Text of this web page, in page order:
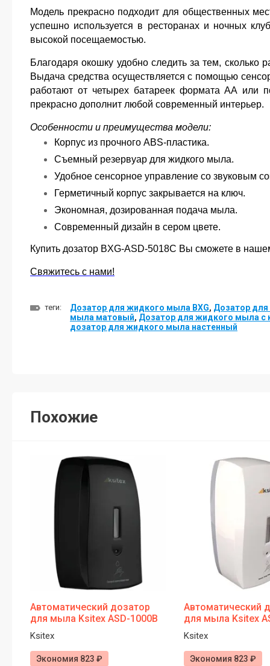
диспенсеры нельзя путать?
Диспенсерные системы Tork для
совместимые диспенсеры и расходные
материалы
Смеситель с сушилкой для рук:
современное решение для
общественных санузлов!
Сушилка для рук Airblade: как работает
технология и чем отличаются
современные аналоги
Как работает HEPA-фильтр в сушилках
для рук и зачем он нужен
Настенные фены для волос: как
выбрать надежную модель для
гостиницы, бассейна, фитнес-клуба и
дома
Nofer для оснащения общественных
Модель прекрасно подходит для общественных
успешно используется в ресторанах и ночных
высокой посещаемостью.
Благодаря окошку удобно следить за тем, сколько
Выдача средства осуществляется с помощью
работают от четырех батареек формата АА или
прекрасно дополнит любой современный интерьер.
Особенности и преимущества модели:
Корпус из прочного ABS-пластика.
Съемный резервуар для жидкого мыла.
Удобное сенсорное управление со звуковым
Герметичный корпус закрывается на ключ.
Экономная, дозированная подача мыла.
Современный дизайн в сером цвете.
Купить дозатор BXG-ASD-5018C Вы сможете в
Свяжитесь с нами!
теги: Дозатор для жидкого мыла BXG, Дозатор
мыла матовый, Дозатор для жидкого мыла с
дозатор для жидкого мыла настенный
Похожие
Автоматический дозатор
для мыла Ksitex ASD-1000B
Ksitex
Экономия 823 ₽
Автоматический
для мыла Ksitex
Ksitex
Экономия 823 ₽